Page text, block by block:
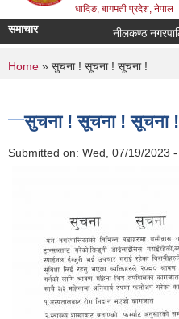
धादिङ, बागमती प्रदेश, नेपाल
समाचार नीलकण्ठ
You are here
Home » सुचना ! सूचना ! सूचना !
सुचना ! सूचना ! सूचना !
Submitted on: Wed, 07/19/2023 -